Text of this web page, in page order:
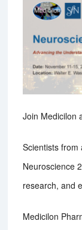
Join Medicilon
Scientists
Neuroscience
research, and
Medicilon